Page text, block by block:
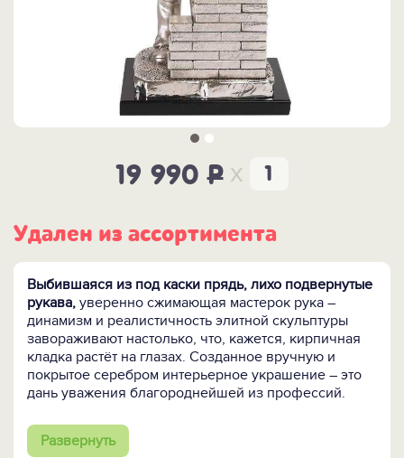
19 990P x
Удален из ассортимента
Выбившаяся из под каски прядь, лихо подвернутые
рукава, уверенно сжимающая мастерок рука –
динамизм и реалистичность элитной скульптуры
завораживают настолько, что, кажется, кирпичная
кладка растёт на глазах. Созданное вручную и
покрытое серебром интерьерное украшение – это
дань уважения благороднейшей из профессий.
Скульптура исполнена из литьевого мрамора
экологически чистый и прочный композитный
Развернуть